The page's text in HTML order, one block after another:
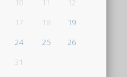
10 11
12
17 18
19
24 25
26
31